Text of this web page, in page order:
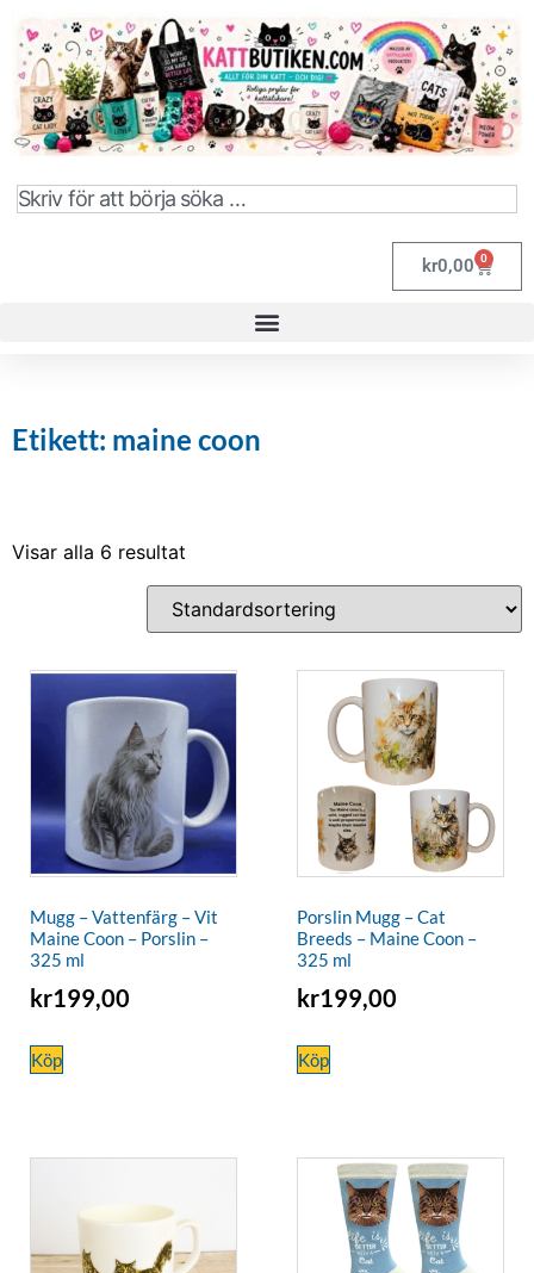
kr0,00 0
Etikett: maine coon
Visar alla 6 resultat
Mugg – Vattenfärg – Vit
Maine Coon – Porslin –
325 ml
kr199,00
Köp
Porslin Mugg – Cat
Breeds – Maine Coon –
325 ml
kr199,00
Köp